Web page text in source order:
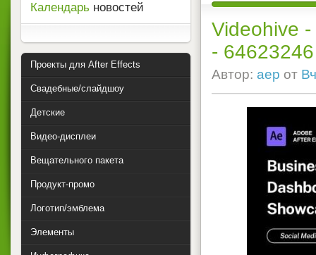
Videohive
-
Автор: aep от
Календарь новостей
Проекты для After Effects
Свадебные/слайдшоу
Детские
Видео-дисплеи
Вещательного пакета
Продукт-промо
Логотип/эмблема
Элементы